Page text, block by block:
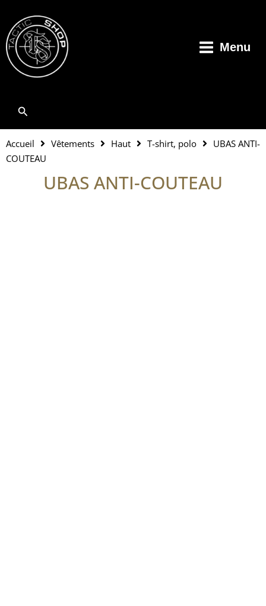
contenu
Menu
Rechercher
Accueil Vêtements Haut T-shirt, polo
UBAS ANTI-
COUTEAU
UBAS ANTI-COUTEAU